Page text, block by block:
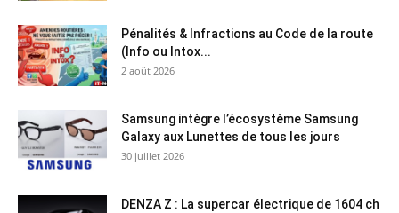
Pénalités & Infractions au Code de la route
(Info ou Intox...
2 août 2026
Samsung intègre l’écosystème Samsung
Galaxy aux Lunettes de tous les jours
30 juillet 2026
DENZA Z : La supercar électrique de 1604 ch